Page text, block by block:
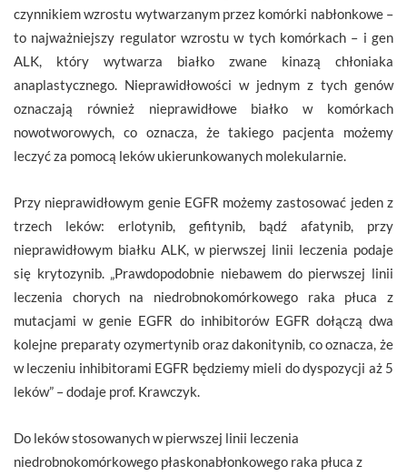
czynnikiem wzrostu wytwarzanym przez komórki nabłonkowe –
to najważniejszy regulator wzrostu w tych komórkach – i gen
ALK, który wytwarza białko zwane kinazą chłoniaka
anaplastycznego. Nieprawidłowości w jednym z tych genów
oznaczają również nieprawidłowe białko w komórkach
nowotworowych, co oznacza, że takiego pacjenta możemy
leczyć za pomocą leków ukierunkowanych molekularnie.
Przy nieprawidłowym genie EGFR możemy zastosować jeden z
trzech leków: erlotynib, gefitynib, bądź afatynib, przy
nieprawidłowym białku ALK, w pierwszej linii leczenia podaje
się krytozynib. „Prawdopodobnie niebawem do pierwszej linii
leczenia chorych na niedrobnokomórkowego raka płuca z
mutacjami w genie EGFR do inhibitorów EGFR dołączą dwa
kolejne preparaty ozymertynib oraz dakonitynib, co oznacza, że
w leczeniu inhibitorami EGFR będziemy mieli do dyspozycji aż 5
leków” – dodaje prof. Krawczyk.
Do leków stosowanych w pierwszej linii leczenia
niedrobnokomórkowego płaskonabłonkowego raka płuca z